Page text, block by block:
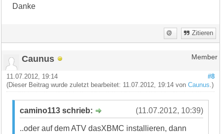
Danke
Zitieren
Caunus Member
#8
11.07.2012, 19:14
(Dieser Beitrag wurde zuletzt bearbeitet: 11.07.2012, 19:14 vonCaunus .)
(11.07.2012, 10:39)
camino113 schrieb:
..oder auf dem ATV dasXBMC installieren, dann